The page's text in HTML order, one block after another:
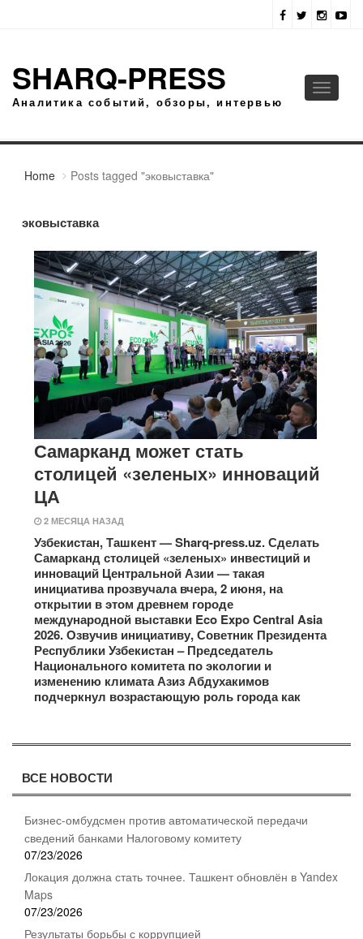
SHARQ-PRESS
Аналитика событий, обзоры, интервью
Toggle
Home Posts tagged "эковыставка"
эковыставка
Самарканд может стать
столицей «зеленых» инноваций
ЦА
2 МЕСЯЦА НАЗАД
Узбекистан, Ташкент — Sharq-press.uz. Сделать
Самарканд столицей «зеленых» инвестиций и
инноваций Центральной Азии — такая
инициатива прозвучала вчера, 2 июня, на
открытии в этом древнем городе
международной выставки Eco Expo Central Asia
2026. Озвучив инициативу, Советник Президента
Республики Узбекистан – Председатель
Национального комитета по экологии и
изменению климата Азиз Абдухакимов
подчеркнул возрастающую роль города как
ВСЕ НОВОСТИ
Бизнес-омбудсмен против автоматической передачи
сведений банками Налоговому комитету
07/23/2026
Локация должна стать точнее. Ташкент обновлён в Yandex
Maps
07/23/2026
Результаты борьбы с коррупцией